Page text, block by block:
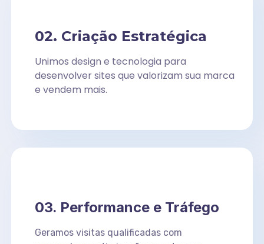
02. Criação Estratégica
Unimos design e tecnologia para
desenvolver sites que valorizam sua marca
e vendem mais.
03. Performance e Tráfego
Geramos visitas qualificadas com